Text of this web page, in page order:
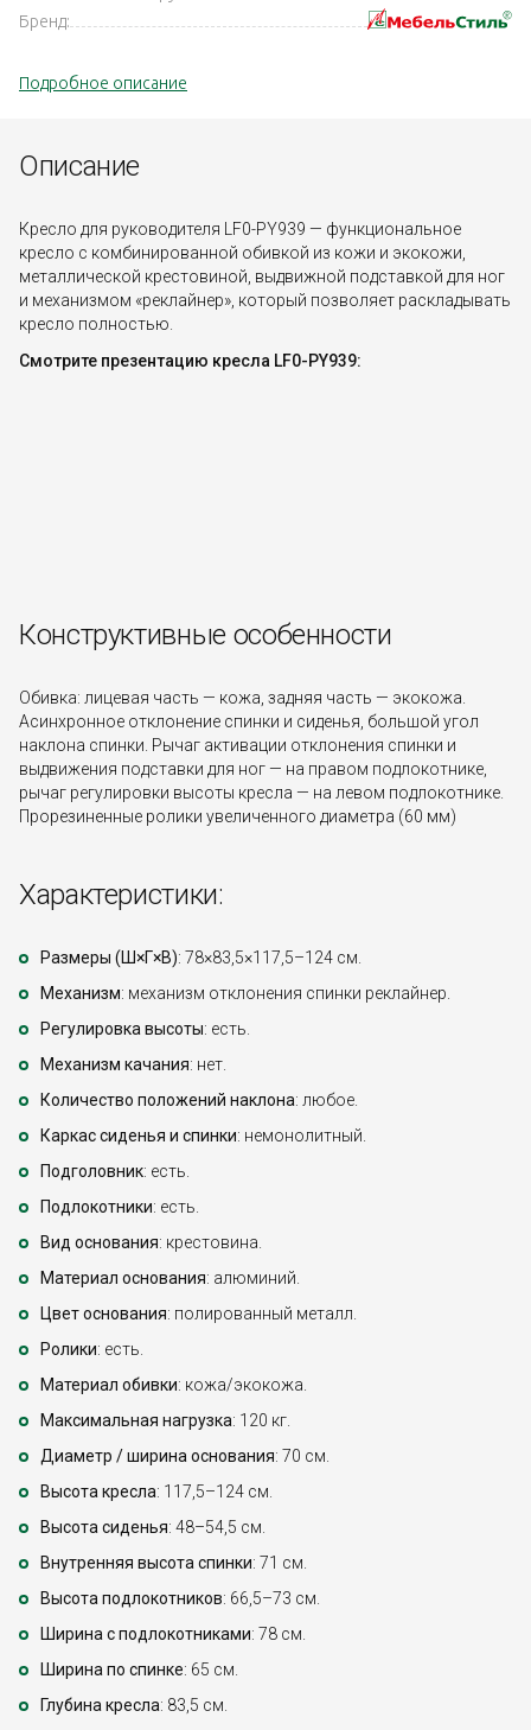
Бренд:
Подробное описание
Описание
Кресло для руководителя LF0-PY939 — функциональное
кресло с комбинированной обивкой из кожи и экокожи,
металлической крестовиной, выдвижной подставкой для ног
и механизмом «реклайнер», который позволяет раскладывать
кресло полностью.
Смотрите презентацию кресла LF0-PY939:
Конструктивные особенности
Обивка: лицевая часть — кожа, задняя часть — экокожа.
Асинхронное отклонение спинки и сиденья, большой угол
наклона спинки. Рычаг активации отклонения спинки и
выдвижения подставки для ног — на правом подлокотнике,
рычаг регулировки высоты кресла — на левом подлокотнике.
Прорезиненные ролики увеличенного диаметра (60 мм)
Характеристики:
Размеры (Ш×Г×В): 78×83,5×117,5–124 см.
Механизм: механизм отклонения спинки реклайнер.
Регулировка высоты: есть.
Механизм качания: нет.
Количество положений наклона: любое.
Каркас сиденья и спинки: немонолитный.
Подголовник: есть.
Подлокотники: есть.
Вид основания: крестовина.
Материал основания: алюминий.
Цвет основания: полированный металл.
Ролики: есть.
Материал обивки: кожа/экокожа.
Максимальная нагрузка: 120 кг.
Диаметр / ширина основания: 70 см.
Высота кресла: 117,5–124 см.
Высота сиденья: 48–54,5 см.
Внутренняя высота спинки: 71 см.
Высота подлокотников: 66,5–73 см.
Ширина с подлокотниками: 78 см.
Ширина по спинке: 65 см.
Глубина кресла: 83,5 см.